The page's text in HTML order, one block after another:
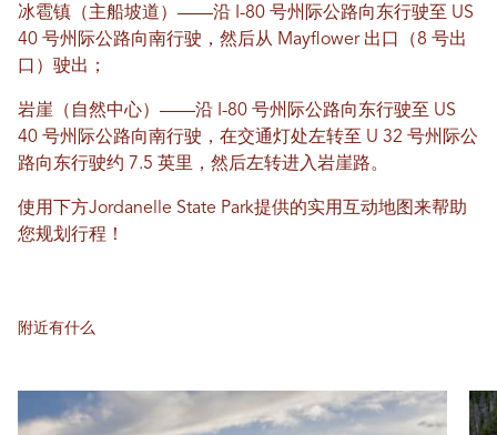
冰雹镇（主船坡道）——沿 I-80 号州际公路向东行驶至 US
40 号州际公路向南行驶，然后从 Mayflower 出口（8 号出
口）驶出；
岩崖（自然中心）——沿 I-80 号州际公路向东行驶至 US
40 号州际公路向南行驶，在交通灯处左转至 U 32 号州际公
路向东行驶约 7.5 英里，然后左转进入岩崖路。
使用下方Jordanelle State Park提供的实用互动地图来帮助
您规划行程！
附近有什么